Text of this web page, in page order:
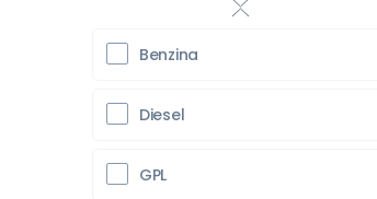
Benzina
Diesel
GPL